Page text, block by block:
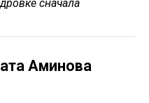
сначала
Аминова